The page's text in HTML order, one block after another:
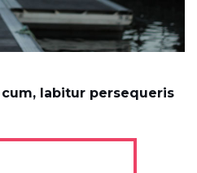
labitur persequeris